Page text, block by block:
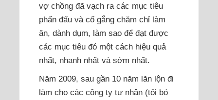
vợ chồng đã vạch ra các mục tiêu
phấn đấu và cố gắng chăm chỉ làm
ăn, dành dụm, làm sao để đạt được
các mục tiêu đó một cách hiệu quả
nhất, nhanh nhất và sớm nhất.
Năm 2009, sau gần 10 năm lăn lộn đi
làm cho các công ty tư nhân (tôi bỏ